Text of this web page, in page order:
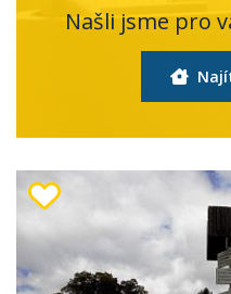
Našli jsme pro